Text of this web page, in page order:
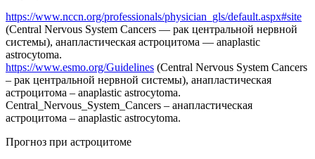
https://www.nccn.org/professionals/physician_gls/default.aspx#site
(Central Nervous System Cancers — рак центральной нервной
системы), анапластическая астроцитома — anaplastic
astrocytoma.
https://www.esmo.org/Guidelines (Central Nervous System Cancers
– рак центральной нервной системы), анапластическая
астроцитома – anaplastic astrocytoma.
Central_Nervous_System_Cancers – анапластическая
астроцитома – anaplastic astrocytoma.
Прогноз при астроцитоме